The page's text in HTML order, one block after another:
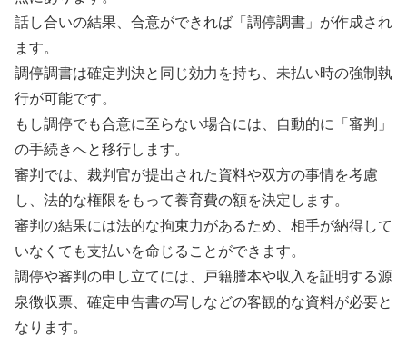
話し合いの結果、合意ができれば「調停調書」が作成され
ます。
調停調書は確定判決と同じ効力を持ち、未払い時の強制執
行が可能です。
もし調停でも合意に至らない場合には、自動的に「審判」
の手続きへと移行します。
審判では、裁判官が提出された資料や双方の事情を考慮
し、法的な権限をもって養育費の額を決定します。
審判の結果には法的な拘束力があるため、相手が納得して
いなくても支払いを命じることができます。
調停や審判の申し立てには、戸籍謄本や収入を証明する源
泉徴収票、確定申告書の写しなどの客観的な資料が必要と
なります。